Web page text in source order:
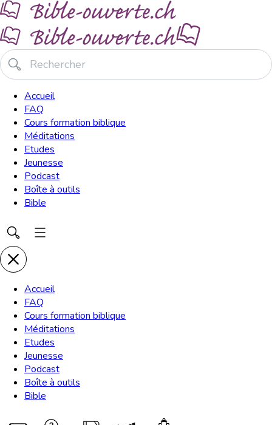
Accueil
FAQ
Cours formation biblique
Méditations
Etudes
Jeunesse
Podcast
Boîte à outils
Bible
Accueil
FAQ
Cours formation biblique
Méditations
Etudes
Jeunesse
Podcast
Boîte à outils
Bible